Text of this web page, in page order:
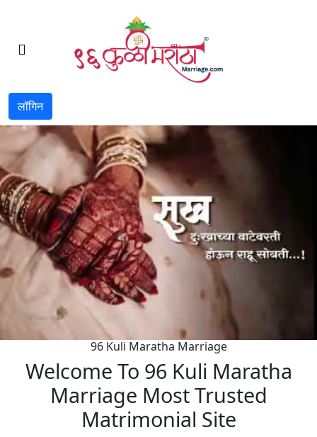
लॉगिन
96 Kuli Maratha Marriage
Welcome To 96 Kuli Maratha
Marriage Most Trusted
Matrimonial Site